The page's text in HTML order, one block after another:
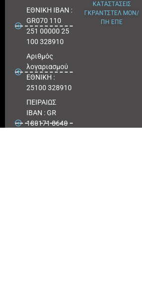
ΕΘΝΙΚΗ ΙΒΑΝ :
GR070 110
251 00000 25
100 328910
Αριθμός
λογαριασμού
ΕΘΝΙΚΗ :
25100 328910
ΠΕΙΡΑΙΩΣ
IBAN : GR
180171 8640
ΚΑΤΑΣΤΑΣΕΙΣ
ΓΚΡΑΝΤΣΤΕΛ ΜΟΝ/
ΠΗ ΕΠΕ